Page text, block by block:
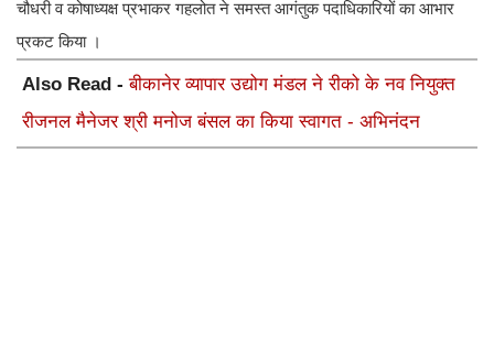
चौधरी व कोषाध्यक्ष प्रभाकर गहलोत ने समस्त आगंतुक पदाधिकारियों का आभार
प्रकट किया ।
Also Read -बीकानेर व्यापार उद्योग मंडल ने रीको के नव नियुक्त
रीजनल मैनेजर श्री मनोज बंसल का किया स्वागत - अभिनंदन